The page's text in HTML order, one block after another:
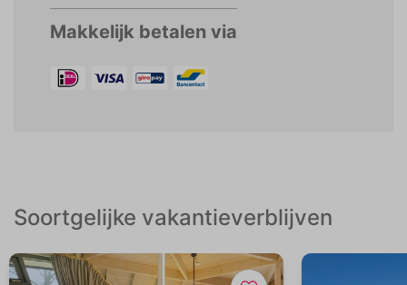
Makkelijk betalen via
Soortgelijke vakantieverblijven